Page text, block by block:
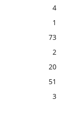
4
1
73
2
20
51
3